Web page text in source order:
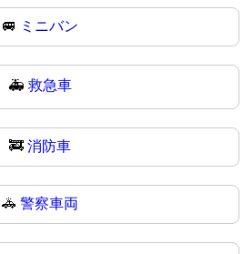
🚐 ミニバン
🚑 救急車
🚒 消防車
🚓 警察車両